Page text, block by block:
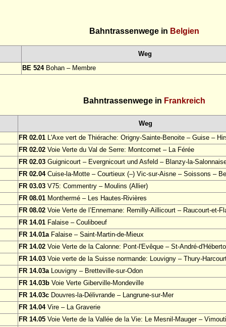
Bahntrassenwege in Belgien
Weg
BE 524Bohan – Membre
Bahntrassenwege in Frankreich
Weg
FR 02.01 L'Axe vert de Thiérache: Origny-Sainte-Benoite – Guise –
FR 02.02 Voie Verte du Val de Serre: Montcornet – La Férée
FR 02.03 Guignicourt – Evergnicourt und Asfeld – Blanzy-la-
FR 02.04Cuise-la-Motte – Courtieux (–) Vic-sur-Aisne – Soissons –
FR 03.03 V75: Commentry – Moulins (Allier)
FR 08.01 Monthermé – Les Hautes-Rivières
FR 08.02 Voie Verte de l’Ennemane: Remilly-Aillicourt – Raucourt-et-
FR 14.01 Falaise – Couliboeuf
FR 14.01aFalaise – Saint-Martin-de-Mieux
FR 14.02 Voie Verte de la Calonne: Pont-l'Evêque – St-André-
FR 14.03 Voie verte de la Suisse normande: Louvigny – Thury-
FR 14.03aLouvigny – Bretteville-sur-Odon
FR 14.03b Voie Verte Giberville-Mondeville
FR 14.03c Douvres-la-Délivrande – Langrune-sur-Mer
FR 14.04Vire – La Graverie
FR 14.05 Voie Verte de la Vallée de la Vie: Le Mesnil-Mauger –